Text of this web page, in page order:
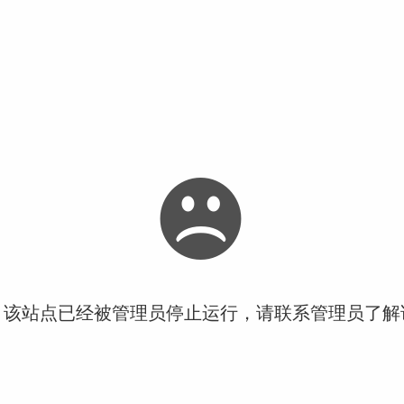
站点已经被管理员停止运行，请联系管理员了